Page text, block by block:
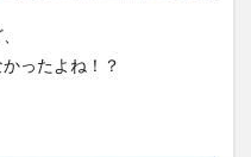
ったよね！？